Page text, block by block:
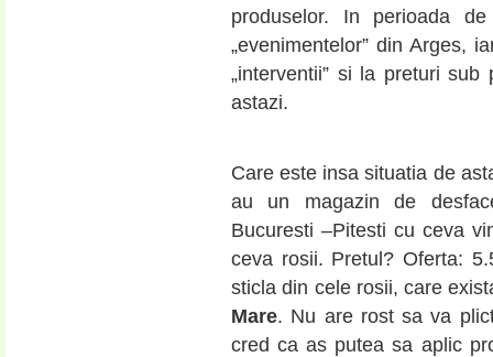
produselor. In perioada
„evenimentelor” din Arges,
„interventii” si la preturi
astazi.
Care este insa situatia de
au un magazin de
Bucuresti –Pitesti cu ceva
ceva rosii. Pretul? Oferta:
sticla din cele rosii, care
Mare. Nu are rost sa va
cred ca as putea sa aplic